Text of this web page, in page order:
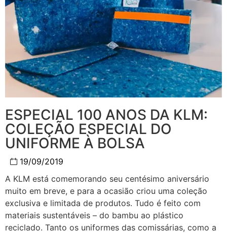
ESPECIAL 100 ANOS DA KLM:
COLEÇÃO ESPECIAL DO
UNIFORME À BOLSA
19/09/2019
A KLM está comemorando seu centésimo aniversário
muito em breve, e para a ocasião criou uma coleção
exclusiva e limitada de produtos. Tudo é feito com
materiais sustentáveis – do bambu ao plástico
reciclado. Tanto os uniformes das comissárias, como a